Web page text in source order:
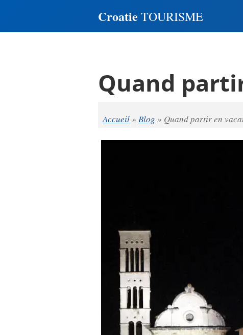
Croatie TOURISME
Quand
Accueil»Blog » Quand partir en